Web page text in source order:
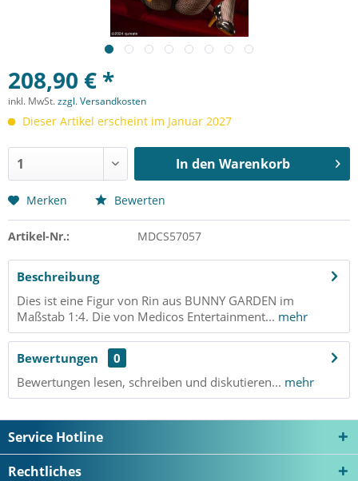
208,90 € *
inkl. MwSt.zzgl. Versandkosten
Dieser Artikel erscheint im Januar 2027
In den Warenkorb
Merken Bewerten
Artikel-Nr.: MDCS57057
Beschreibung
Dies ist eine Figur von Rin aus BUNNY GARDEN im
Maßstab 1:4. Die von Medicos Entertainment... mehr
Bewertungen
0
Bewertungen lesen, schreiben und diskutieren... mehr
Service Hotline
Rechtliches